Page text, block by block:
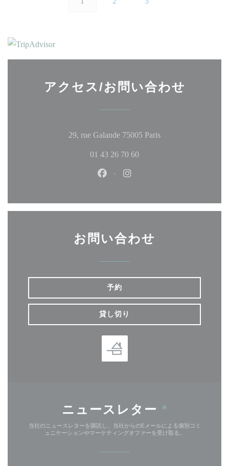
アクセス/お問い合わせ
29, rue Galande 75005 Paris((新しいウィンド
01 43 26 70 60
Facebook ((新しいウィンドウ
お問い合わせ
予約
貸し切り
ニュースレター *
当社のニュースレターを購読し、当社からのEメールによる個別コミ
ュニケーションやマーケティングオファーを受け取る。